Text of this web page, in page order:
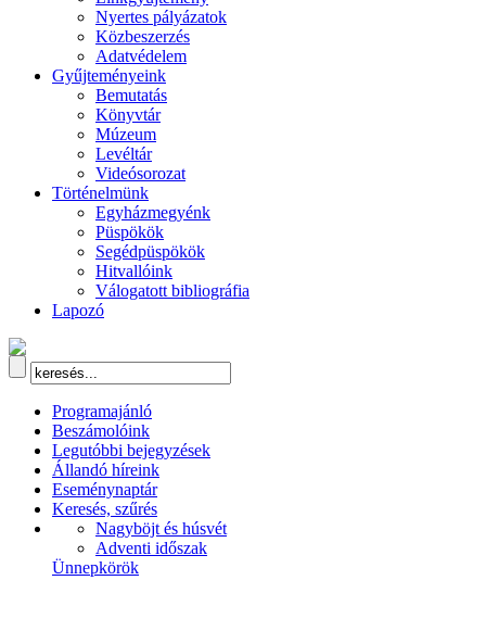
Nyertes pályázatok
Közbeszerzés
Adatvédelem
Gyűjteményeink
Bemutatás
Könyvtár
Múzeum
Levéltár
Videósorozat
Történelmünk
Egyházmegyénk
Püspökök
Segédpüspökök
Hitvallóink
Válogatott bibliográfia
Lapozó
Programajánló
Beszámolóink
Legutóbbi bejegyzések
Állandó híreink
Eseménynaptár
Keresés, szűrés
Nagyböjt és húsvét
Adventi időszak
Ünnepkörök